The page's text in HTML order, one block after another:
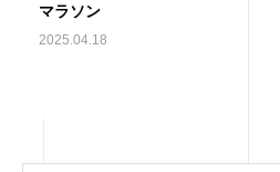
マラソン
2025.04.18